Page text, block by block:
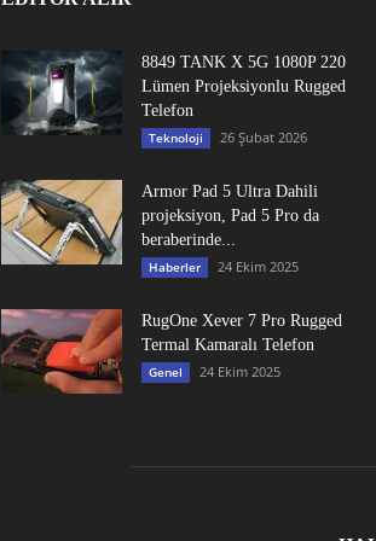
8849 TANK X 5G 1080P 220
Lümen Projeksiyonlu Rugged
Telefon
Teknoloji 26 Şubat 2026
Armor Pad 5 Ultra Dahili
projeksiyon, Pad 5 Pro da
beraberinde...
Haberler 24 Ekim 2025
RugOne Xever 7 Pro Rugged
Termal Kamaralı Telefon
Genel 24 Ekim 2025